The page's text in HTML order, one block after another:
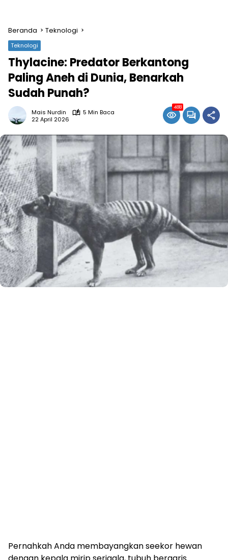
Beranda Teknologi
Teknologi
Thylacine: Predator Berkantong
Paling Aneh di Dunia, Benarkah
Sudah Punah?
Mais Nurdin
5 Min Baca
22 April 2026
488
Pernahkah Anda membayangkan seekor hewan